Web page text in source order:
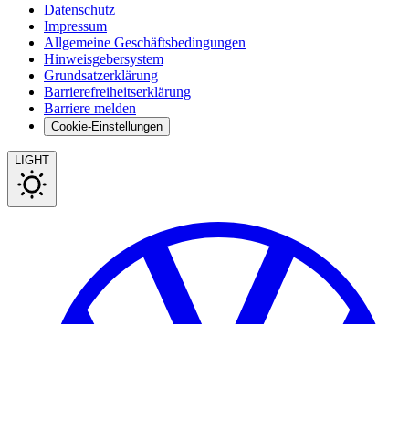
Datenschutz
Impressum
Allgemeine Geschäftsbedingungen
Hinweisgebersystem
Grundsatzerklärung
Barrierefreiheitserklärung
Barriere melden
Cookie-Einstellungen
LIGHT